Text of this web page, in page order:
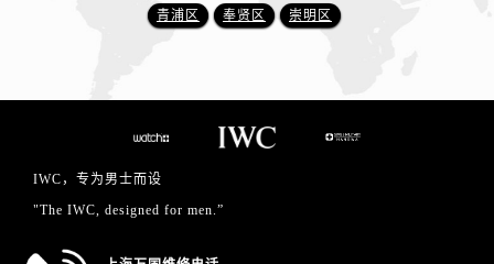
青浦区 奉贤区 崇明区
IWC，专为男士而设
"The IWC, designed for men.”